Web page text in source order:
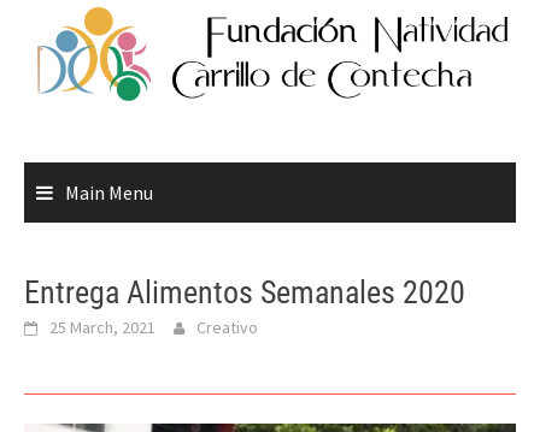
content
Main Menu
Entrega Alimentos Semanales 2020
25 March, 2021 Creativo